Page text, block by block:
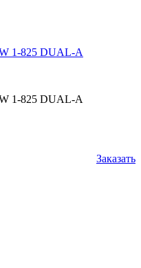
1-825 DUAL-A
1-825 DUAL-A
Заказать